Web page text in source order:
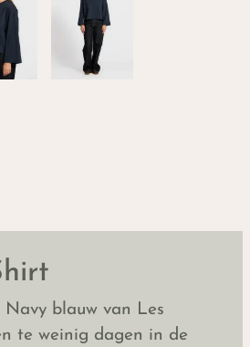
blauw van Les
te weinig dagen in de